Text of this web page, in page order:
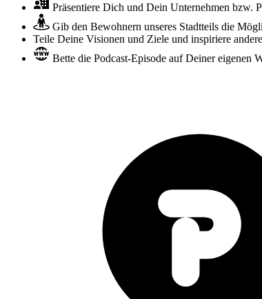
Präsentiere Dich und Dein Unternehmen bzw.
Gib den Bewohnern unseres Stadtteils die
Teile Deine Visionen und Ziele und inspiriere
Bette die Podcast-Episode auf Deiner eigenen